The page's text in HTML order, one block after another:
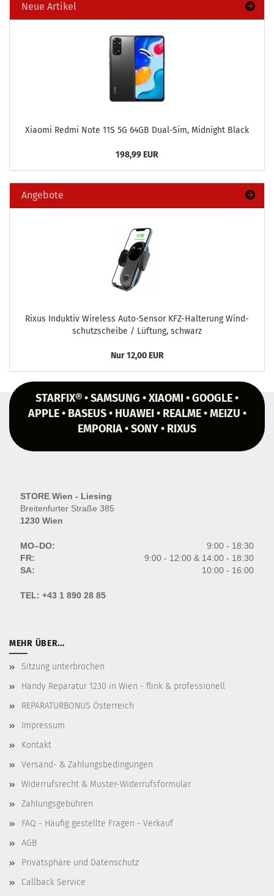
Neue Artikel
Xiao­mi Redmi Note 11S 5G 64GB Dual-​Sim, Mid­night Black
198,99 EUR
Angebote
Rixus In­duk­tiv Wire­less Auto-​Sensor KFZ-​Halterung Wind­
schutz­schei­be / Lüf­tung, schwarz
Nur 12,00 EUR
STARFIX® • SAMSUNG • XIAOMI • GOOGLE •
APPLE • BASEUS • HUAWEI • REALME • MEIZU •
EMPORIA • SONY • RIXUS
STORE Wien - Liesing
Breitenfurter Straße 385
1230 Wien
MO–DO:
9:00 - 18:30
FR:
9:00 - 12:00 & 14:00 - 18:30
SA:
10:00 - 16:00
TEL: +43 1 890 28 85
MEHR ÜBER...
Sitzung unterbrochen
Handy Reparatur 1230 in Wien - flink & professionell
REPARATURBONUS Österreich
Impressum
Kontakt
Versand- & Zahlungsbedingungen
Widerrufsrecht & Muster-Widerrufsformular
Zahlungsgebühren
FAQ - Häufig gestellte Fragen - Verkauf
AGB
Privatsphäre und Datenschutz
Callback Service